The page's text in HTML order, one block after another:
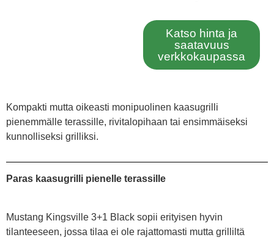
Katso hinta ja
saatavuus
verkkokaupassa
Kompakti mutta oikeasti monipuolinen kaasugrilli
pienemmälle terassille, rivitalopihaan tai ensimmäiseksi
kunnolliseksi grilliksi.
Paras kaasugrilli pienelle terassille
Mustang Kingsville 3+1 Black sopii erityisen hyvin
tilanteeseen, jossa tilaa ei ole rajattomasti mutta grilliltä